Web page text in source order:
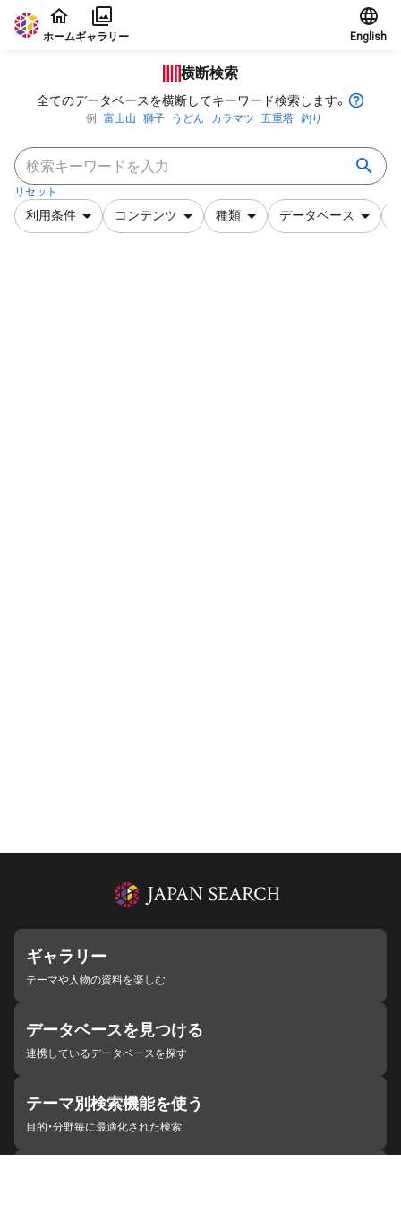
本文に飛ぶ
ホームギャラリー English
横断検索
全てのデータベースを横断してキーワード検索します。
例 富士山 獅子 うどん カラマツ 五重塔 釣り
リセット
利用条件 コンテンツ 種類 データベース
ギャラリー
テーマや人物の資料を楽しむ
データベースを見つける
連携しているデータベースを探す
テーマ別検索機能を使う
目的・分野毎に最適化された検索